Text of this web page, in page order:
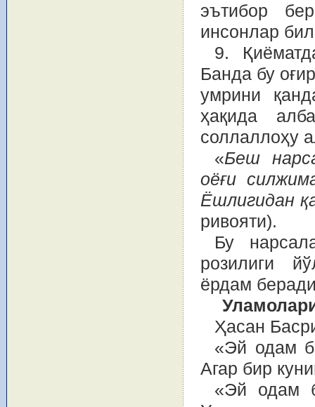
эътибор
инсонлар
9.
Банда бу
умрини
ҳақида
соллаллоҳу
«Беш
оёғи
Ёшлигидан
ривояти).
Бу
розилиги
ёрдам
Ҳасан
«Эй одам
Агар бир
«Эй одам